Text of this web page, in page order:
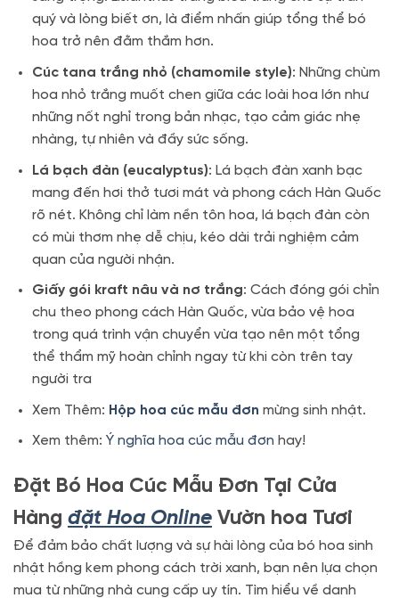
quý và lòng biết ơn, là điểm nhấn giúp tổng thể bó
hoa trở nên đằm thắm hơn.
Cúc tana trắng nhỏ (chamomile style): Những chùm
hoa nhỏ trắng muốt chen giữa các loài hoa lớn như
những nốt nghỉ trong bản nhạc, tạo cảm giác nhẹ
nhàng, tự nhiên và đầy sức sống.
Lá bạch đàn (eucalyptus): Lá bạch đàn xanh bạc
mang đến hơi thở tươi mát và phong cách Hàn Quốc
rõ nét. Không chỉ làm nền tôn hoa, lá bạch đàn còn
có mùi thơm nhẹ dễ chịu, kéo dài trải nghiệm cảm
quan của người nhận.
Giấy gói kraft nâu và nơ trắng: Cách đóng gói chỉn
chu theo phong cách Hàn Quốc, vừa bảo vệ hoa
trong quá trình vận chuyển vừa tạo nên một tổng
thể thẩm mỹ hoàn chỉnh ngay từ khi còn trên tay
người tra
Xem Thêm: Hộp hoa cúc mẫu đơn mừng sinh nhật.
Xem thêm: Ý nghĩa hoa cúc mẫu đơn hay!
Đặt Bó Hoa Cúc Mẫu Đơn Tại Cửa
Hàng đặt Hoa Online Vườn hoa Tươi
Để đảm bảo chất lượng và sự hài lòng của bó hoa sinh
nhật hồng kem phong cách trời xanh, bạn nên lựa chọn
mua từ những nhà cung cấp uy tín. Tìm hiểu về danh